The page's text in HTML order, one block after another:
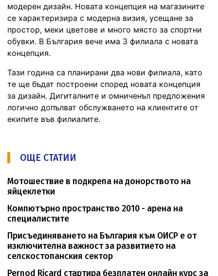
модерен дизайн. Новата концепция на магазините
се характеризира с модерна визия, усещане за
простор, меки цветове и много място за спортни
обувки. В България вече има 3 филиала с новата
концепция.
Тази година са планирани два нови филиала, като
те ще бъдат построени според новата концепция
за дизайн. Дигиталните и омниченъл предложения
логично допълват обслужването на клиентите от
екипите във филиалите.
ОЩЕ СТАТИИ
Мотошествие в подкрепа на донорството на
яйцеклетки
Компютърно пространство 2010 - арена на
специалистите
Присъединяването на България към ОИСР е от
изключителна важност за развитието на
селскостопанския сектор
Pernod Ricard стартира безплатен онлайн курс за